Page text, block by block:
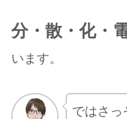
分・散・化・
います。
ではさっ